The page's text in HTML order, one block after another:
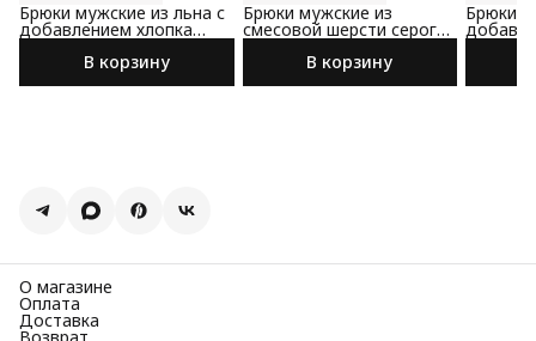
Брюки мужские из льна с
добавлением хлопка
В корзину
Брюки мужские из
смесовой шерсти серого
В корзину
Брюки
О магазине
Оплата
Доставка